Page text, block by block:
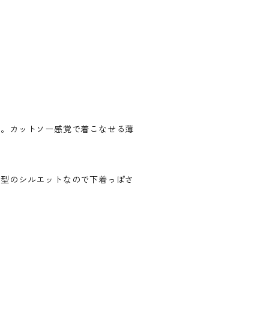
カットソー感覚で着こなせる薄
のシルエットなので下着っぽさ